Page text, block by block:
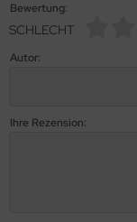
Bewertung:
SCHLECHT
Autor:
Ihre Rezension: